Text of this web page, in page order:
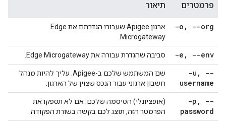
פרמטרים תיאור
-o , --org
ארגון Apigee שעבורו הגדרתם את Edge
Microgateway.
-e , --env סביבה שהגדרת עבורה את Edge Microgateway.
-u ,
--
username
שם המשתמש שלכם ב-Apigee. עליך להיות מנהל
חשבון ארגוני עבור הנכס שצוין של הארגון.
-p ,
--
password
(אופציונלי) הסיסמה שלכם. אם לא תספקו את
הפרמטר הזה, תוצג לכם בקשה בשורת הפקודה.